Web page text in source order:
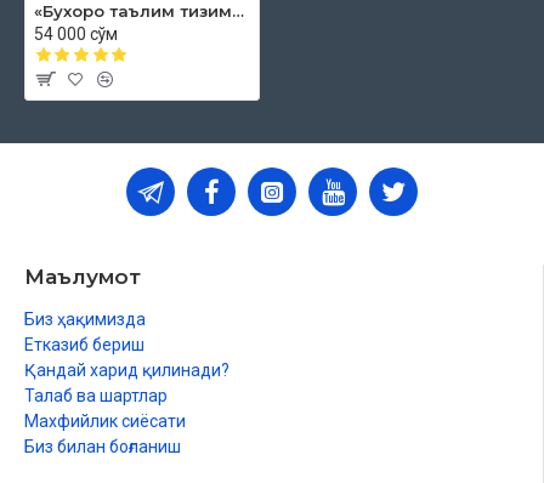
«Бухоро таълим тизими тарихи»
54 000 сўм
Маълумот
Биз ҳақимизда
Етказиб бериш
Қандай харид қилинади?
Талаб ва шартлар
Махфийлик сиёсати
Биз билан боғланиш